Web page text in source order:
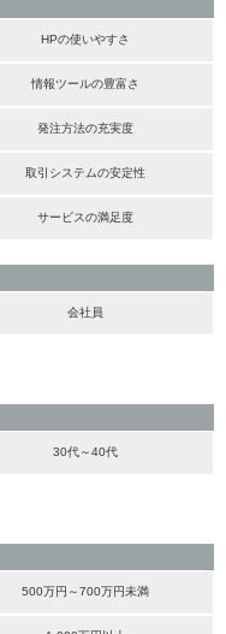
HPの使いやすさ
情報ツールの豊富さ
発注方法の充実度
取引システムの安定性
サービスの満足度
会社員
30代～40代
500万円～700万円未満